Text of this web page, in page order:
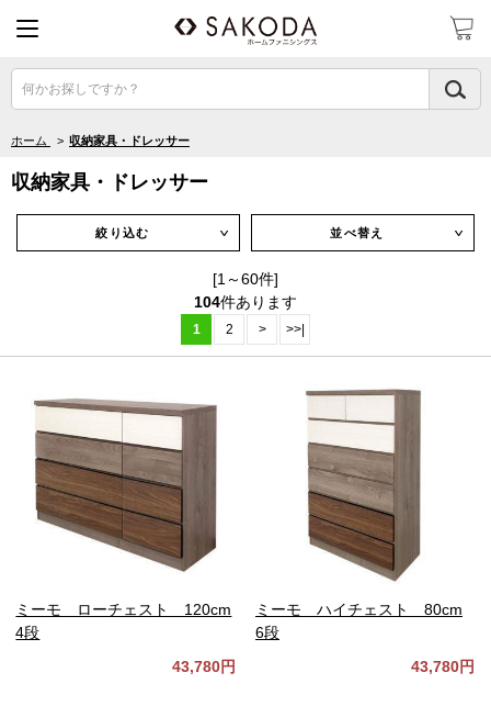
何かお探しですか？
ホーム > 収納家具・ドレッサー
収納家具・ドレッサー
絞り込む ∨ 並べ替え ∨
[1～60件]
104件あります
1 2 > >>|
ミーモ ローチェスト 120cm
4段
43,780円
ミーモ ハイチェスト 80cm
6段
43,780円